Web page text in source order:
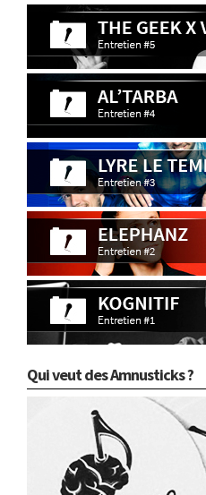
Qui veut des Amnusticks ?